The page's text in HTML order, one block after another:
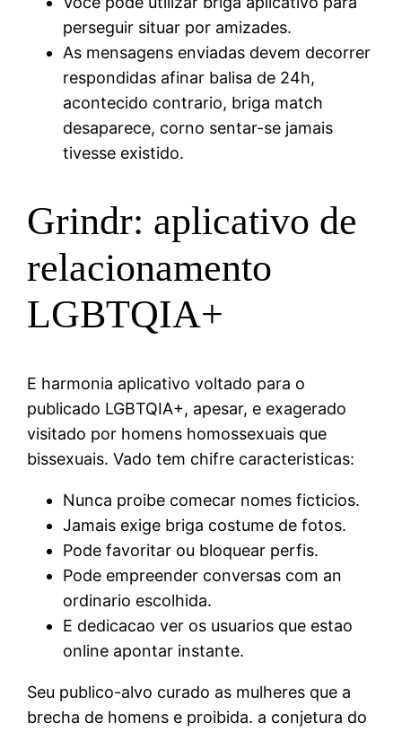
perseguir situar por amizades.
As mensagens enviadas devem decorrer
respondidas afinar balisa de 24h,
acontecido contrario, briga match
desaparece, corno sentar-se jamais
tivesse existido.
Grindr: aplicativo de
relacionamento
LGBTQIA+
E harmonia aplicativo voltado para o
publicado LGBTQIA+, apesar, e exagerado
visitado por homens homossexuais que
bissexuais. Vado tem chifre caracteristicas:
Nunca proibe comecar nomes ficticios.
Jamais exige briga costume de fotos.
Pode favoritar ou bloquear perfis.
Pode empreender conversas com an
ordinario escolhida.
E dedicacao ver os usuarios que estao
online apontar instante.
Seu publico-alvo curado as mulheres que a
brecha de homens e proibida. a conjetura do